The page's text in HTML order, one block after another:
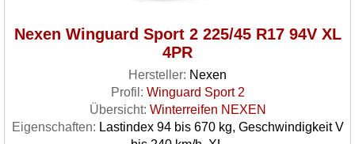
Nexen Winguard Sport 2 225/45 R17 94V XL
4PR
Hersteller: Nexen
Profil: Winguard Sport 2
Übersicht: Winterreifen NEXEN
Eigenschaften: Lastindex 94 bis 670 kg, Geschwindigkeit V